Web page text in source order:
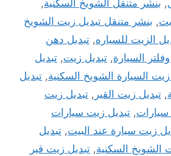
, بنشر متنقل الشويخ السكنية,
, بنشر متنقل تبديل زيت الشويخ
الزيت للسياره, تبديل دهن
السيارة, تبديل زيت, تبديل
زيت السيارة الشويخ السكنية, تبديل
, تبديل زيت القير , تبديل زيت
سيارات, تبديل زيت سيارات
زيت سيارة عند البيت, تبديل
الشويخ السكنية, تبديل زيت قير